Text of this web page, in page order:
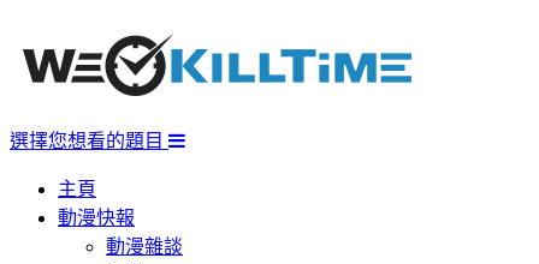
選擇您想看的題目
主頁
動漫快報
動漫雜談